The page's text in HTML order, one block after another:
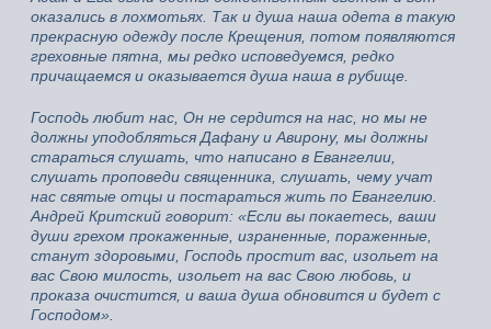
оказались в лохмотьях. Так и душа наша одета в такую
прекрасную одежду после Крещения, потом появляются
греховные пятна, мы редко исповедуемся, редко
причащаемся и оказывается душа наша в рубище.
Господь любит нас, Он не сердится на нас, но мы не
должны уподобляться Дафану и Авирону, мы должны
стараться слушать, что написано в Евангелии,
слушать проповеди священника, слушать, чему учат
нас святые отцы и постараться жить по Евангелию.
Андрей Критский говорит: «Если вы покаетесь, ваши
души грехом прокаженные, израненные, пораженные,
станут здоровыми, Господь простит вас, изольет на
вас Свою милость, изольет на вас Свою любовь, и
проказа очистится, и ваша душа обновится и будет с
Господом».